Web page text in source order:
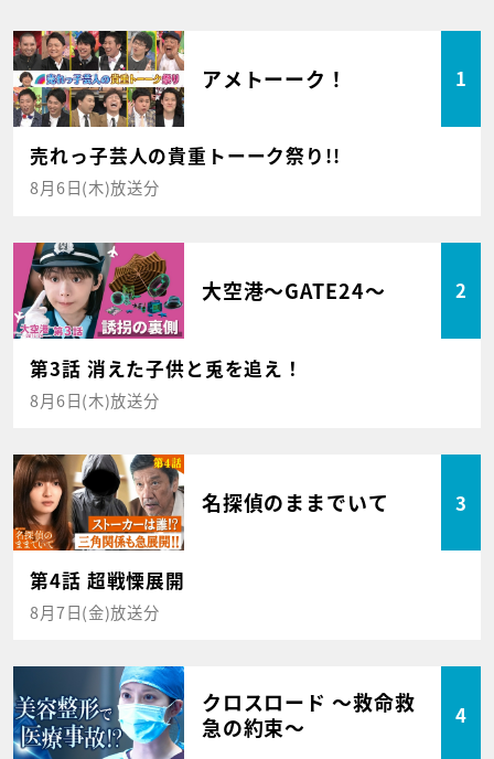
アメトーーク！ 1
売れっ子芸人の貴重トーーク祭り!!
8月6日(木)放送分
大空港～GATE24～ 2
第3話 消えた子供と兎を追え！
8月6日(木)放送分
名探偵のままでいて 3
第4話 超戦慄展開
8月7日(金)放送分
クロスロード ～救命救
急の約束～
4